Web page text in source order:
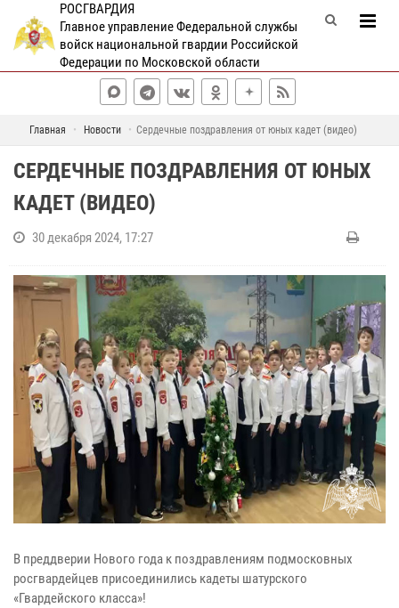
РОСГВАРДИЯ
Главное управление Федеральной службы
войск национальной гвардии Российской
Федерации по Московской области
Главная Новости Сердечные поздравления от юных кадет (видео)
СЕРДЕЧНЫЕ ПОЗДРАВЛЕНИЯ ОТ ЮНЫХ
КАДЕТ (ВИДЕО)
30 декабря 2024, 17:27
В преддверии Нового года к поздравлениям подмосковных
росгвардейцев присоединились кадеты шатурского
«Гвардейского класса»!